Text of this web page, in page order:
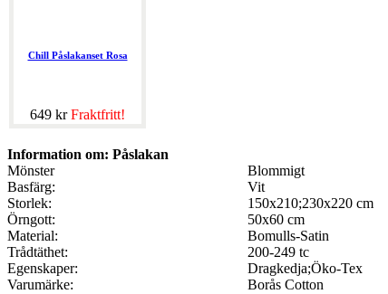
Chill Påslakanset Rosa
649 krFraktfritt!
Information om: Påslakan
Mönster
Blommigt
Basfärg:
Vit
Storlek:
150x210;230x220 cm
Örngott:
50x60 cm
Material:
Bomulls-Satin
Trådtäthet:
200-249 tc
Egenskaper:
Dragkedja;Öko-Tex
Varumärke:
Borås Cotton